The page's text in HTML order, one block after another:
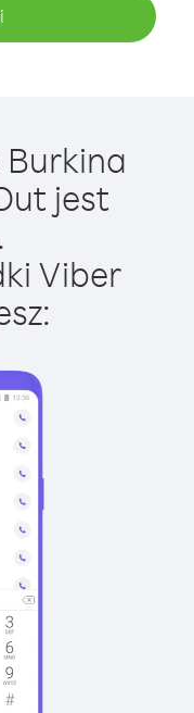
jest
Viber